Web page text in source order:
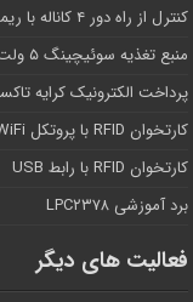
کنترل از راه دور ۴ کاناله با ریموت های کدلرن
منبع تغذیه سوئیچینگ ۵ ولت ۵۰ آمپر
پرداخت الکترونیک کرایه
کارتخوان RFID با پروتکل WiFi
کارتخوان RFID با رابط USB
برد آموزشی LPC۲۳۷۸
فعالیت های دیگر